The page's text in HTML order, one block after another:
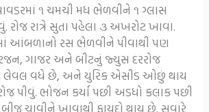
૧ ચમચી મધ ભેળવીને ૧ ગ્લાસ
રોજ રાત્રે સુતા પહેલા ૩ અખરોટ ખાવા.
આંબળાનો રસ ભેળવીને પીવાથી પણ
ગાજર અને બીટનું જ્યુસ દરરોજ
લેવલ વધે છે, અને યુરિક એસીડ ઓછું થાય
પીવું. ભોજન કર્યા પછી અડધો કલાક પછી
ચાવીને ખાવાથી ફાયદો થાય છે. સવારે